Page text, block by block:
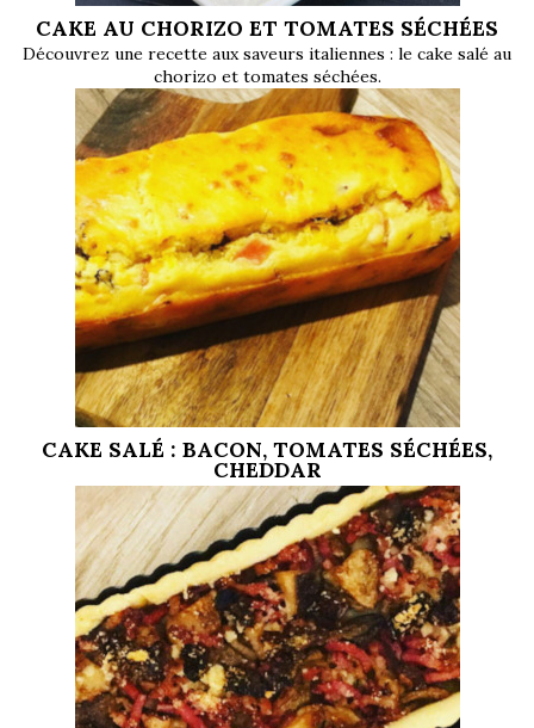
CAKE AU CHORIZO ET TOMATES SÉCHÉES
Découvrez une recette aux saveurs italiennes : le cake salé au
chorizo et tomates séchées.
CAKE SALÉ : BACON, TOMATES SÉCHÉES,
CHEDDAR